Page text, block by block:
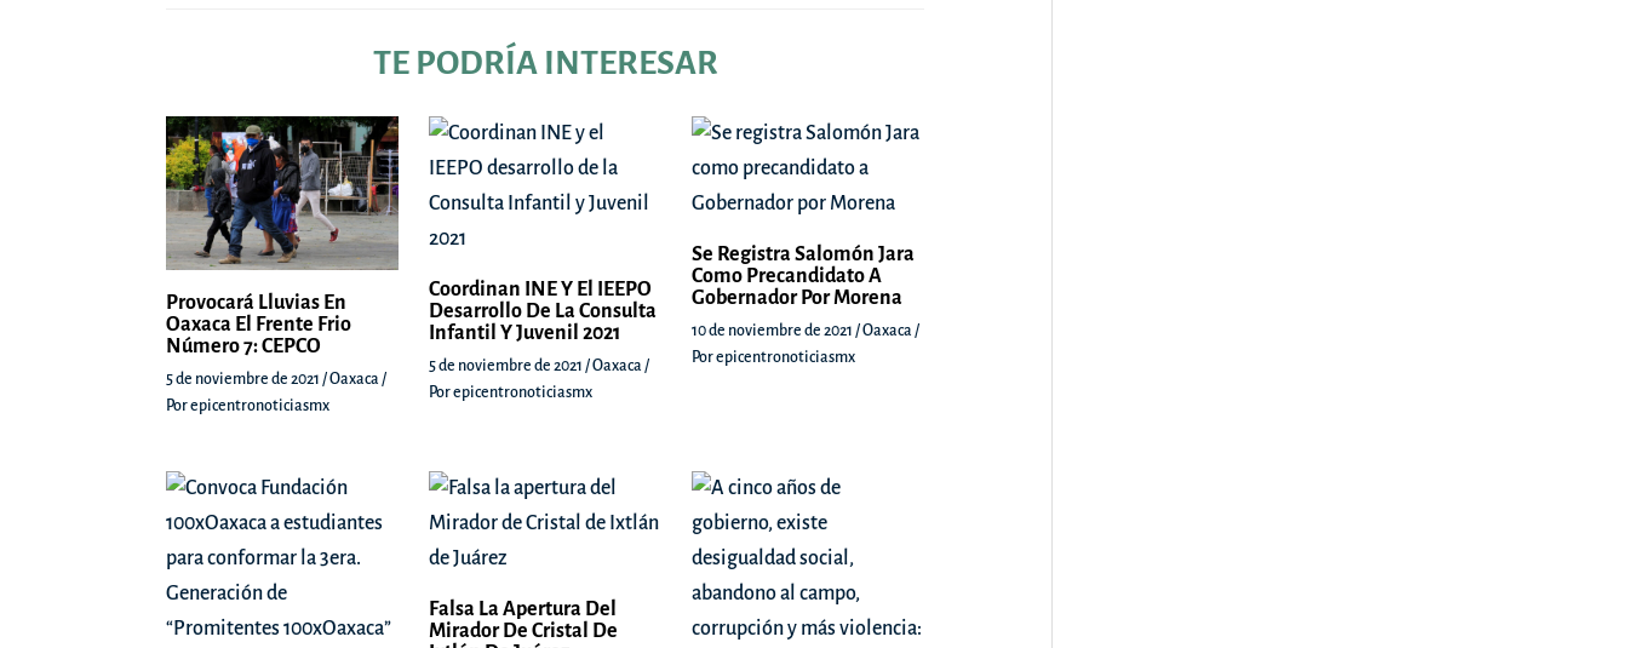
TE PODRÍA INTERESAR
Provocará Lluvias En
Oaxaca El Frente Frio
Número 7: CEPCO
5 de noviembre de 2021 /Oaxaca /
Porepicentronoticiasmx
Coordinan INE Y El IEEPO
Desarrollo De La Consulta
Infantil Y Juvenil 2021
5 de noviembre de 2021 /Oaxaca /
Porepicentronoticiasmx
Se Registra Salomón Jara
Como Precandidato A
Gobernador Por Morena
10 de noviembre de 2021 /Oaxaca /
Porepicentronoticiasmx
Falsa La Apertura Del
Mirador De Cristal De